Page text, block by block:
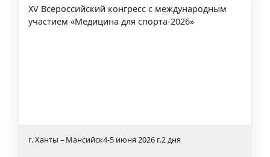
XV Всероссийский конгресс с международным
участием «Медицина для спорта-2026»
г. Ханты – Мансийск4-5 июня 2026 г.2 дня